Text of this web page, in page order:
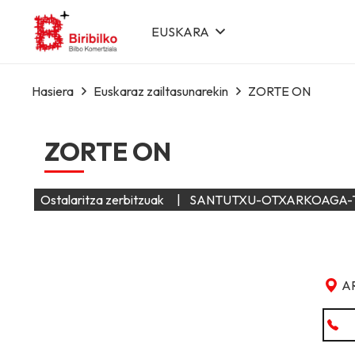
EUSKARA
Hasiera Euskaraz zailtasunarekin ZORTE ON
ZORTE ON
Ostalaritza zerbitzuak | SANTUTXU-